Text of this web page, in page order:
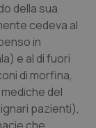
della sua
cedeva al
in
e al di fuori
di morfina,
del
pazienti),